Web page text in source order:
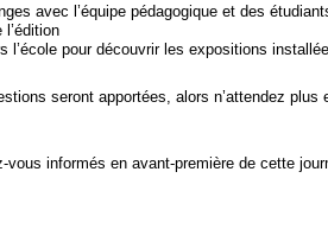
avec l’équipe pédagogique et des
l’école pour découvrir les expositions
seront apportées, alors n’attendez
informés en avant-première de cette